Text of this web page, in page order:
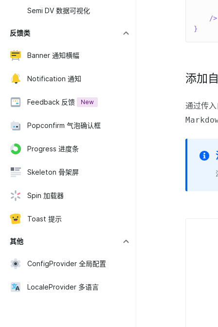
Semi DV 数据可视化
反馈类
Banner 通知横幅
Notification 通知
Feedback 反馈 New
Popconfirm 气泡确认框
Progress 进度条
Skeleton 骨架屏
Spin 加载器
Toast 提示
其他
ConfigProvider 全局配置
LocaleProvider 多语言
/>
}
添加
通过传